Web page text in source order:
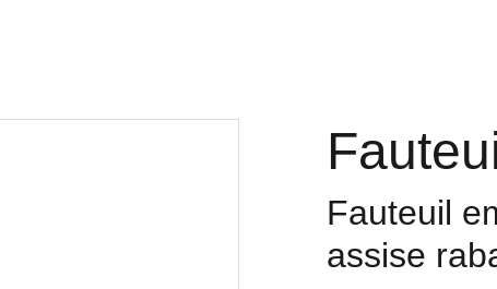
Fauteuil
assise